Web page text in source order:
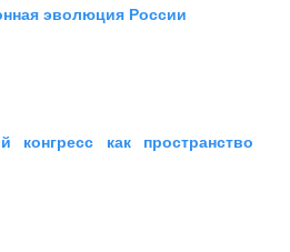
эволюция России
как пространство